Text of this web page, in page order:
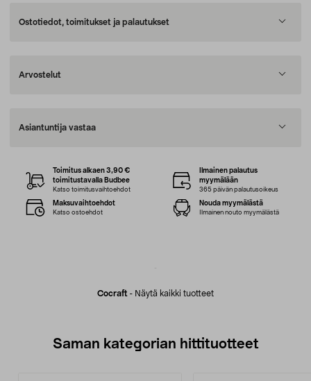
Ostotiedot, toimitukset ja palautukset
Arvostelut
Asiantuntija vastaa
Cocraft - Näytä kaikki tuotteet
Toimitus alkaen 3,90 €
toimitustavalla Budbee
Katso toimitusvaihtoehdot
Ilmainen palautus
myymälään
365 päivän palautusoikeus
Maksuvaihtoehdot
Katso ostoehdot
Nouda myymälästä
Ilmainen nouto myymälästä
Saman kategorian hittituotteet